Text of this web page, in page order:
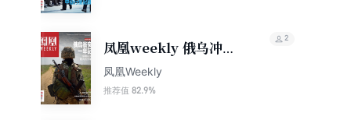
凤凰weekly 俄乌冲突
一年纪（2023年第6
期）
凤凰Weekly
推荐值 82.9%
2